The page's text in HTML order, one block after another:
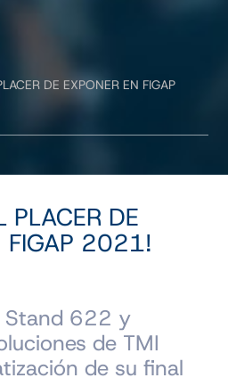
DE EXPONER EN FIGAP
PLACER DE
FIGAP 2021!
Stand 622 y
de TMI
de su final